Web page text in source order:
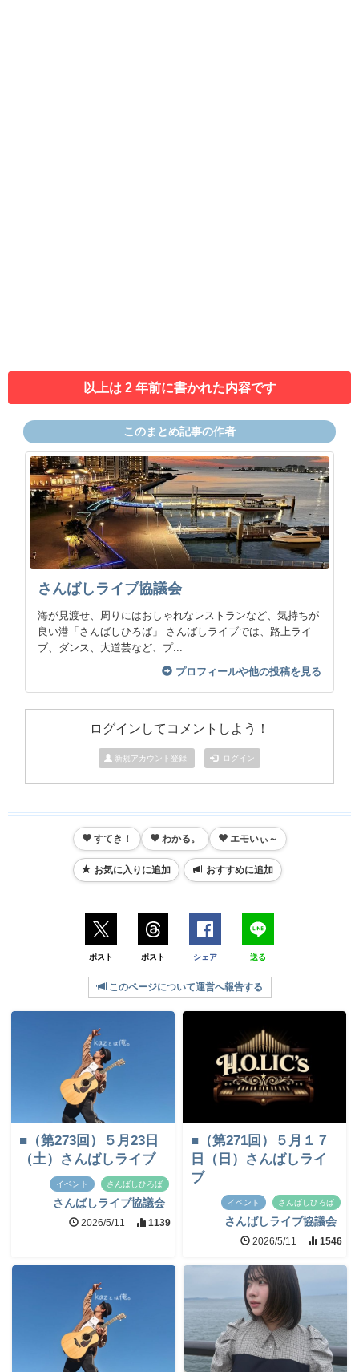
以上は 2 年前に書かれた内容です
このまとめ記事の作者
さんばしライブ協議会
海が見渡せ、周りにはおしゃれなレストランなど、気持ちが
良い港「さんばしひろば」 さんばしライブでは、路上ライ
ブ、ダンス、大道芸など、プ...
プロフィールや他の投稿を見る
ログインしてコメントしよう！
新規アカウント登録 ログイン
すてき！ わかる。 エモいぃ～
お気に入りに追加 おすすめに追加
ポスト ポスト シェア 送る
このページについて運営へ報告する
■（第273回）５月23日
（土）さんばしライブ
イベント さんばしひろば
さんばしライブ協議会
2026/5/11 1139
■（第271回）５月１７
日（日）さんばしライ
ブ
イベント さんばしひろば
さんばしライブ協議会
2026/5/11 1546